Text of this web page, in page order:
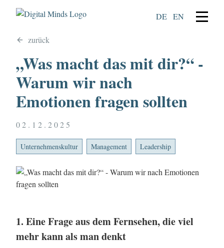
DE EN
zurück
„Was macht das mit dir?“ -
Warum wir nach
Emotionen fragen sollten
02.12.2025
Unternehmenskultur Management Leadership
1. Eine Frage aus dem Fernsehen, die viel
mehr kann als man denkt